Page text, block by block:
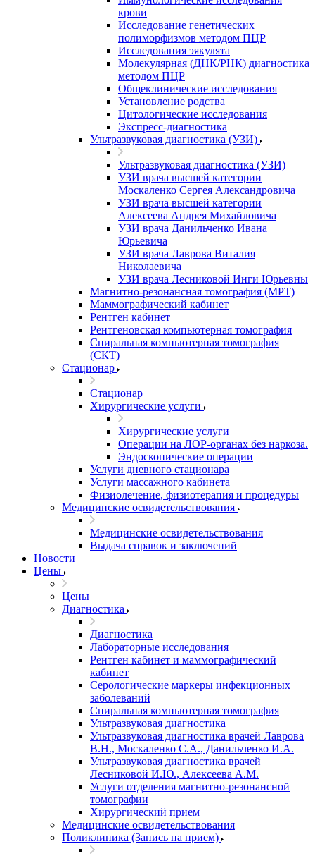
крови
Исследование генетических
полиморфизмов методом ПЦР
Исследования эякулята
Молекулярная (ДНК/РНК) диагностика
методом ПЦР
Общеклинические исследования
Установление родства
Цитологические исследования
Экспресс-диагностика
Ультразвуковая диагностика (УЗИ)
Ультразвуковая диагностика (УЗИ)
УЗИ врача высшей категории
Москаленко Сергея Александровича
УЗИ врача высшей категории
Алексеева Андрея Михайловича
УЗИ врача Данильченко Ивана
Юрьевича
УЗИ врача Лаврова Виталия
Николаевича
УЗИ врача Лесниковой Инги Юрьевны
Магнитно-резонансная томография (МРТ)
Маммографический кабинет
Рентген кабинет
Рентгеновская компьютерная томография
Спиральная компьютерная томография
(СКТ)
Стационар
Стационар
Хирургические услуги
Хирургические услуги
Операции на ЛОР-органах без наркоза.
Эндоскопические операции
Услуги дневного стационара
Услуги массажного кабинета
Физиолечение, физиотерапия и процедуры
Медицинские освидетельствования
Медицинские освидетельствования
Выдача справок и заключений
Новости
Цены
Цены
Диагностика
Диагностика
Лабораторные исследования
Рентген кабинет и маммографический
кабинет
Серологические маркеры инфекционных
заболеваний
Спиральная компьютерная томография
Ультразвуковая диагностика
Ультразвуковая диагностика врачей Лаврова
В.Н., Москаленко С.А., Данильченко И.А.
Ультразвуковая диагностика врачей
Лесниковой И.Ю., Алексеева А.М.
Услуги отделения магнитно-резонансной
томографии
Хирургический прием
Медицинские освидетельствования
Поликлиника (Запись на прием)